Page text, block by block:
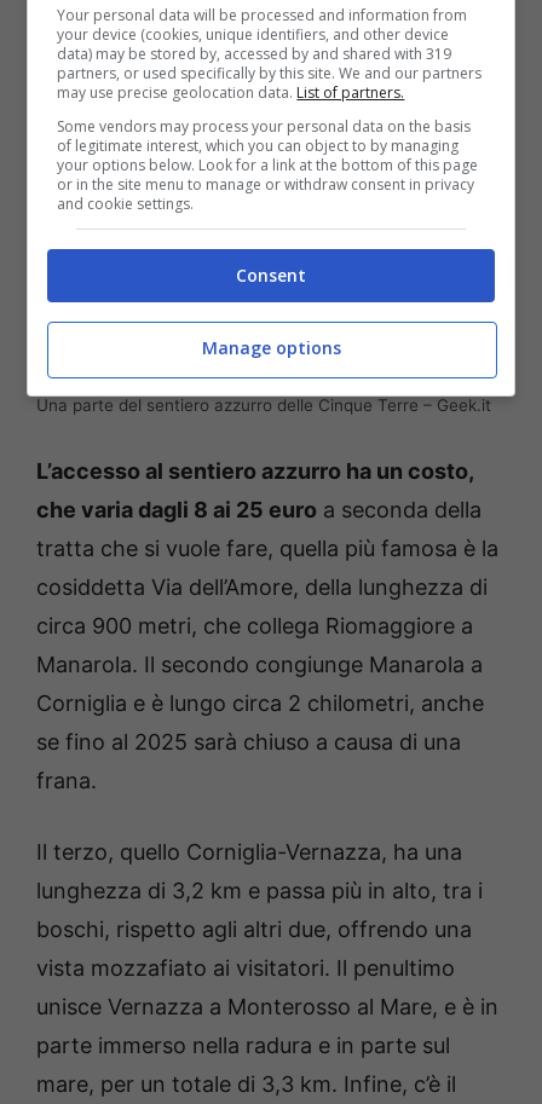
miti.
Una parte del sentiero azzurro delle Cinque Terre – Geek.it
L’accesso al sentiero azzurro ha un costo,
che varia dagli 8 ai 25 euro a seconda della
tratta che si vuole fare, quella più famosa è la
cosiddetta Via dell’Amore, della lunghezza di
circa 900 metri, che collega Riomaggiore a
Manarola. Il secondo congiunge Manarola a
Corniglia e è lungo circa 2 chilometri, anche
se fino al 2025 sarà chiuso a causa di una
frana.
Il terzo, quello Corniglia-Vernazza, ha una
lunghezza di 3,2 km e passa più in alto, tra i
boschi, rispetto agli altri due, offrendo una
vista mozzafiato ai visitatori. Il penultimo
unisce Vernazza a Monterosso al Mare, e è in
parte immerso nella radura e in parte sul
mare, per un totale di 3,3 km. Infine, c’è il
Your personal data will be processed and information from
your device (cookies, unique identifiers, and other device
data) may be stored by, accessed by and shared with 319
partners, or used specifically by this site. We and our partners
may use precise geolocation data. List of partners.
Some vendors may process your personal data on the basis
of legitimate interest, which you can object to by managing
your options below. Look for a link at the bottom of this page
or in the site menu to manage or withdraw consent in privacy
and cookie settings.
Consent
Manage options